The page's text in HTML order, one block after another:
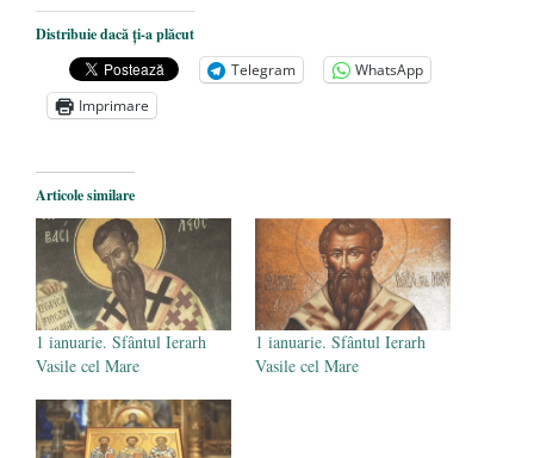
Dezvăluiri cutremurătoare despre
președintele Ucrainei, Volodymyr
Zelensky
- 13 mai 2026
Statul care servește Națiunea
Legea Vexler produce efecte. Bustul
poetului Octavian Goga, înlăturat din Iași
- 16 aprilie 2026
Distribuie dacă ți-a plăcut
Telegram
WhatsApp
Imprimare
Articole similare
1 ianuarie. Sfântul Ierarh
Vasile cel Mare
1 ianuarie. Sfântul Ierarh
Vasile cel Mare